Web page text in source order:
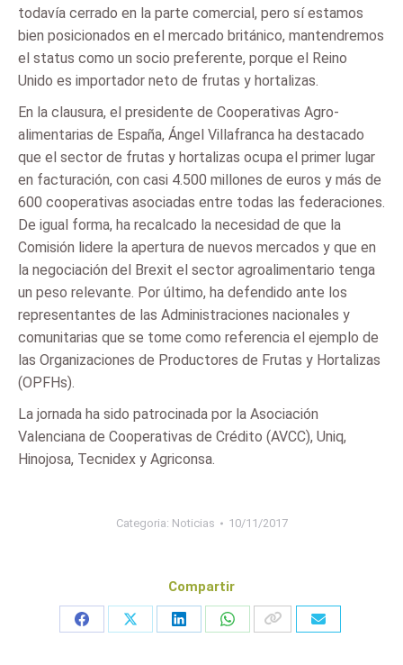
todavía cerrado en la parte comercial, pero sí estamos
bien posicionados en el mercado británico, mantendremos
el status como un socio preferente, porque el Reino
Unido es importador neto de frutas y hortalizas.
En la clausura, el presidente de Cooperativas Agro-
alimentarias de España, Ángel Villafranca ha destacado
que el sector de frutas y hortalizas ocupa el primer lugar
en facturación, con casi 4.500 millones de euros y más de
600 cooperativas asociadas entre todas las federaciones.
De igual forma, ha recalcado la necesidad de que la
Comisión lidere la apertura de nuevos mercados y que en
la negociación del Brexit el sector agroalimentario tenga
un peso relevante. Por último, ha defendido ante los
representantes de las Administraciones nacionales y
comunitarias que se tome como referencia el ejemplo de
las Organizaciones de Productores de Frutas y Hortalizas
(OPFHs).
La jornada ha sido patrocinada por la Asociación
Valenciana de Cooperativas de Crédito (AVCC), Uniq,
Hinojosa, Tecnidex y Agriconsa.
Categoria: Noticias 10/11/2017
Compartir
Share
Share
Share
Share